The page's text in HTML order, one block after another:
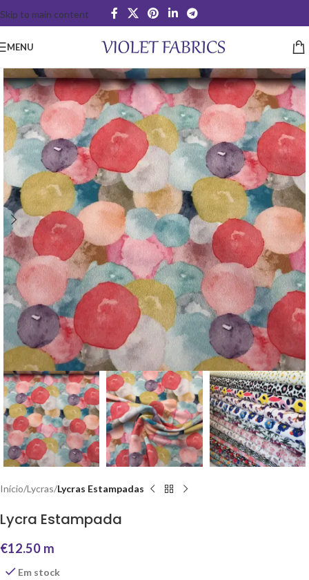
Skip to main content
MENU
Início Lycras Lycras Estampadas
Lycra Estampada
€12.50 m
Em stock